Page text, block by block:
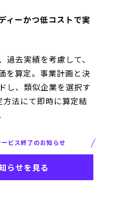
ィーかつ低コストで実
過去実績を考慮して、
を算定。事業計画と決
し、類似企業を選択す
法にて即時に算定結
ビス終了のお知らせ
らせを見る